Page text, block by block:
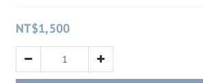
NT$1,500